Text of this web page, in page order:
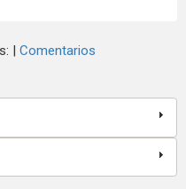
Comentarios